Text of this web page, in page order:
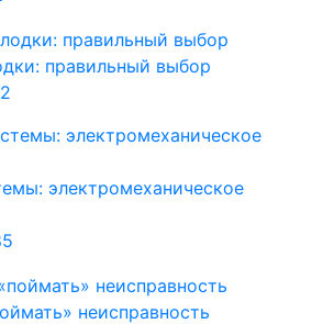
правильный выбор
электромеханическое
неисправность